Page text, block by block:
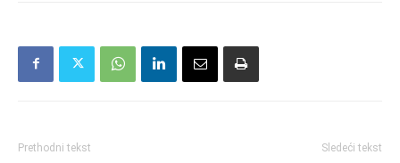
Prethodni tekst Sledeći tekst